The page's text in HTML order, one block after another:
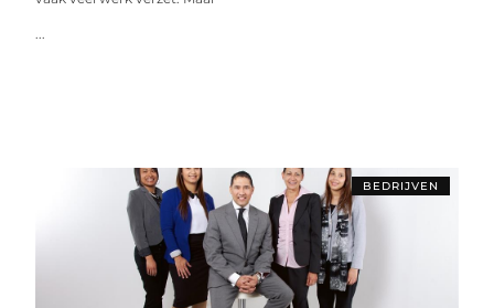
...
BEDRIJVEN